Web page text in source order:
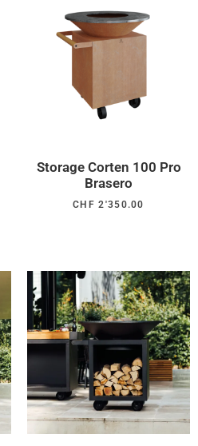
Storage Corten 100 Pro
Brasero
CHF 2'350.00